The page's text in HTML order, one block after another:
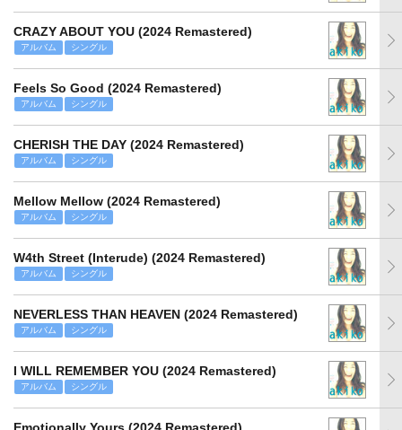
CRAZY ABOUT YOU (2024 Remastered)
アルバム シングル
Feels So Good (2024 Remastered)
アルバム シングル
CHERISH THE DAY (2024 Remastered)
アルバム シングル
Mellow Mellow (2024 Remastered)
アルバム シングル
W4th Street (Interude) (2024 Remastered)
アルバム シングル
NEVERLESS THAN HEAVEN (2024 Remastered)
アルバム シングル
I WILL REMEMBER YOU (2024 Remastered)
アルバム シングル